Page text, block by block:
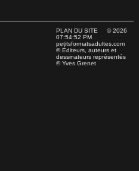
PLAN DU SITE © 2026
07:54:52 PM
petitsformatsadultes.com
© Éditeurs, auteurs et
dessinateurs représentés
© Yves Grenet